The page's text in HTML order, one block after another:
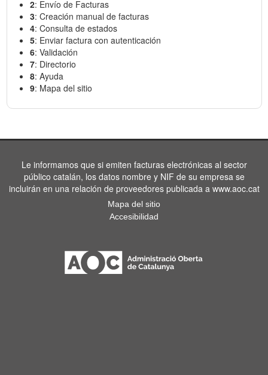
2: Envío de Facturas
3: Creación manual de facturas
4: Consulta de estados
5: Enviar factura con autenticación
6: Validación
7: Directorio
8: Ayuda
9: Mapa del sitio
Le informamos que si emiten facturas electrónicas al sector
público catalán, los datos nombre y NIF de su empresa se
incluirán en una relación de proveedores publicada a www.aoc.cat
Mapa del sitio
Accesibilidad